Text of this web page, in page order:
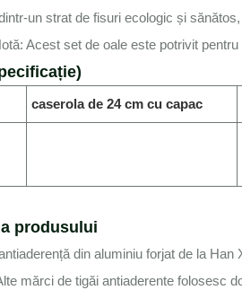
un strat de fisuri ecologic și
Acest set de oale este potrivit
caserola de 24 cm cu capac
produsului
din aluminiu forjat de la
mărci de tigăi antiaderente folosesc